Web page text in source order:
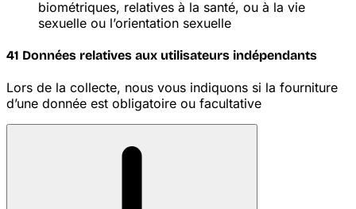
biométriques, relatives à la santé, ou à la vie
sexuelle ou l’orientation sexuelle
41 Données relatives aux utilisateurs indépendants
Lors de la collecte, nous vous indiquons si la fourniture
d’une donnée est obligatoire ou facultative